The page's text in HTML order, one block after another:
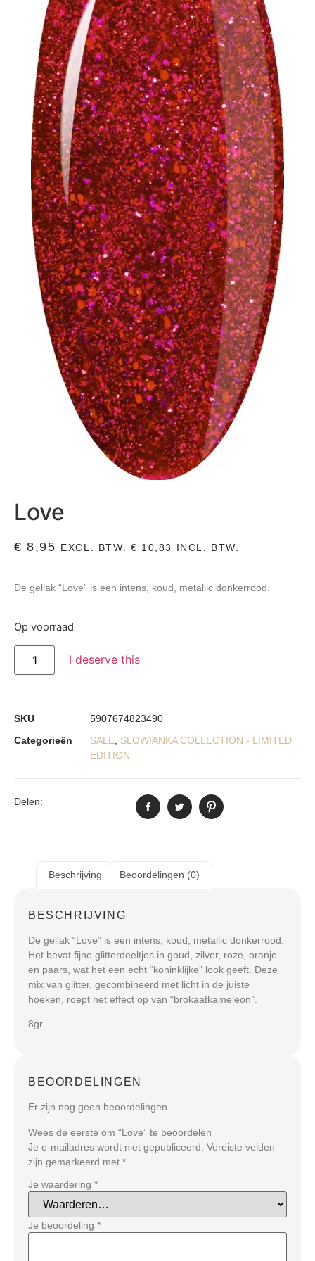
Love
€ 8,95 EXCL. BTW. € 10,83 INCL, BTW.
De gellak “Love” is een intens, koud, metallic donkerrood.
Op voorraad
I deserve this
SKU
5907674823490
Categorieën
SALE SLOWIANKA COLLECTION - LIMITED
EDITION
Delen:
Beschrijving Beoordelingen (0)
BESCHRIJVING
De gellak “Love” is een intens, koud, metallic donkerrood.
Het bevat fijne glitterdeeltjes in goud, zilver, roze, oranje
en paars, wat het een echt “koninklijke” look geeft. Deze
mix van glitter, gecombineerd met licht in de juiste
hoeken, roept het effect op van “brokaatkameleon”.
8gr
BEOORDELINGEN
Er zijn nog geen beoordelingen.
Wees de eerste om “Love” te beoordelen
Je e-mailadres wordt niet gepubliceerd. Vereiste velden
zijn gemarkeerd met *
Je waardering *
Je beoordeling *